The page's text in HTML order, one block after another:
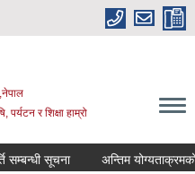
पर्यटन र शिक्षा हाम्रो
सूचना अन्तिम योग्यताक्रमको